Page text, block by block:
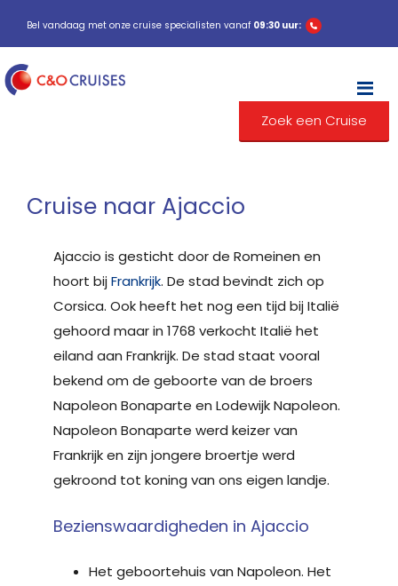
Bel vandaag met onze cruise specialisten vanaf 09:30 uur:
Zoek een Cruise
Cruise naar Ajaccio
Ajaccio is gesticht door de Romeinen en
hoort bijFrankrijk. De stad bevindt zich op
Corsica. Ook heeft het nog een tijd bij Italië
gehoord maar in 1768 verkocht Italië het
eiland aan Frankrijk. De stad staat vooral
bekend om de geboorte van de broers
Napoleon Bonaparte en Lodewijk Napoleon.
Napoleon Bonaparte werd keizer van
Frankrijk en zijn jongere broertje werd
gekroond tot koning van ons eigen landje.
Bezienswaardigheden in Ajaccio
Het geboortehuis van Napoleon. Het